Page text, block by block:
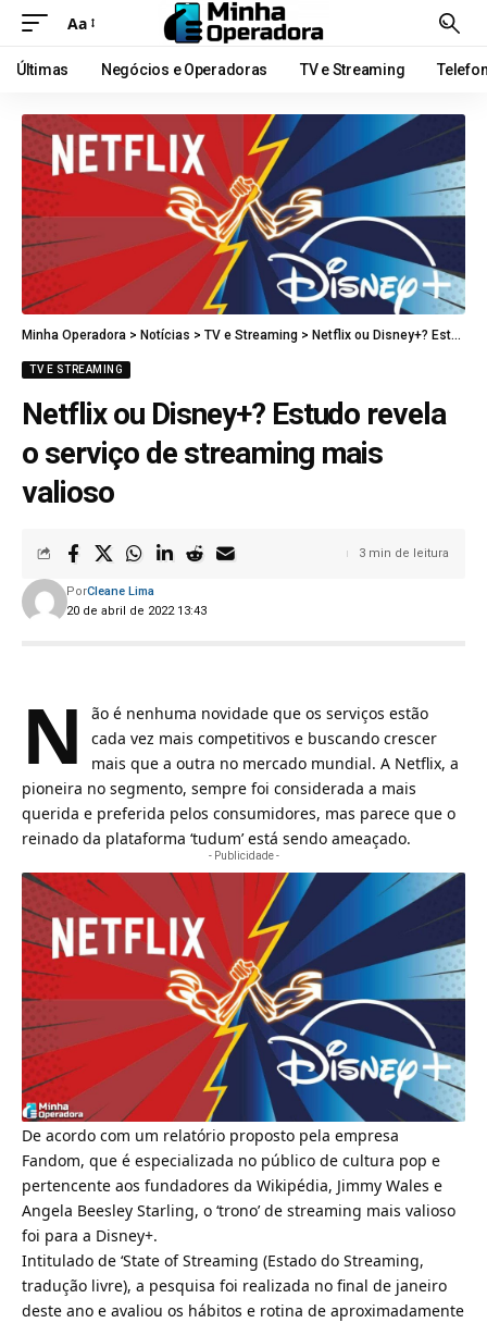
Aa
Últimas Negócios e Operadoras TV e Streaming
Minha Operadora > Notícias > TV e Streaming > Netflix ou Disney+? Estudo revela o serviço de streaming mais valioso
TV E STREAMING
Netflix ou Disney+? Estudo revela
o serviço de streaming mais
valioso
20 de abril de 2022 13:43
PorCleane Lima
3 min de leitura
N
ão é nenhuma novidade que os serviços estão
cada vez mais competitivos e buscando crescer
mais que a outra no mercado mundial. A Netflix, a
pioneira no segmento, sempre foi considerada a mais
querida e preferida pelos consumidores, mas parece que o
reinado da plataforma ‘tudum’ está sendo ameaçado.
- Publicidade -
De acordo com um relatório proposto pela empresa
Fandom, que é especializada no público de cultura pop e
pertencente aos fundadores da Wikipédia, Jimmy Wales e
Angela Beesley Starling, o ‘trono’ de streaming mais valioso
foi para a Disney+.
Intitulado de ‘State of Streaming (Estado do Streaming,
tradução livre), a pesquisa foi realizada no final de janeiro
deste ano e avaliou os hábitos e rotina de aproximadamente